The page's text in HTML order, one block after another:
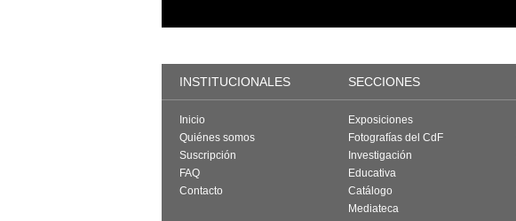
INSTITUCIONALES SECCIONES
Inicio
Quiénes somos
Suscripción
FAQ
Contacto
Exposiciones
Fotografías del CdF
Investigación
Educativa
Catálogo
Mediateca